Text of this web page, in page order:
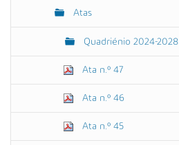
Atas
Quadriénio 2024-2028
Ata n.º 47
Ata n.º 46
Ata n.º 45